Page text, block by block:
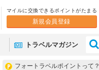
マイルに交換できるポイントがたまる
新規会員登録
トラベルマガジン
フォートラベルポイントって？